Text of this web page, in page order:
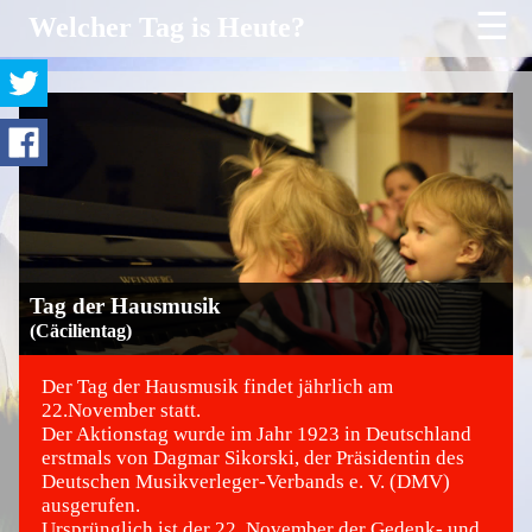
Welcher Tag is Heute? ☰
Tag der Hausmusik
(Cäcilientag)
©
Der Tag der Hausmusik findet jährlich am
22.November statt.
Der Aktionstag wurde im Jahr 1923 in Deutschland
erstmals von Dagmar Sikorski, der Präsidentin des
Deutschen Musikverleger-Verbands e. V. (DMV)
ausgerufen.